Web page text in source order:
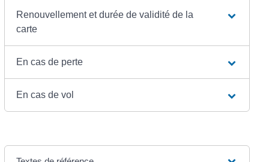
Renouvellement et durée de validité de la
carte
En cas de perte
En cas de vol